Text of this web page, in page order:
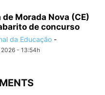
Morada Nova (CE)
de concurso
da Educação -
2026 - 13:54h